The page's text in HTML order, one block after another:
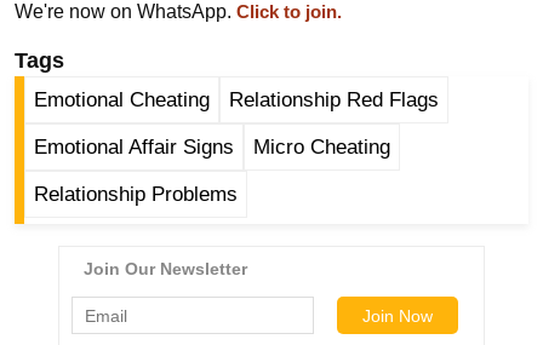
वु
ड
हॉ
वु
ड
We're now on WhatsApp. Click to join.
Tags
Emotional Cheating Relationship Red Flags
Emotional Affair Signs Micro Cheating
Relationship Problems